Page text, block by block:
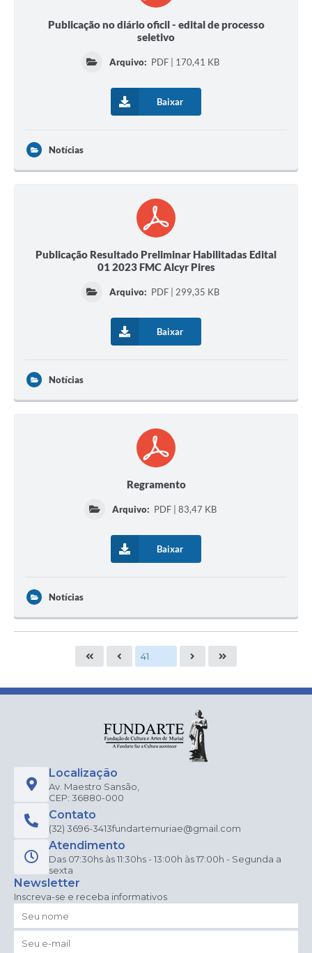
Publicação no diário oficil - edital de processo
seletivo
Arquivo: PDF | 170,41 KB
Baixar
Notícias
Publicação Resultado Preliminar Habilitadas Edital
01 2023 FMC Alcyr Pires
Arquivo: PDF | 299,35 KB
Baixar
Notícias
Regramento
Arquivo: PDF | 83,47 KB
Baixar
Notícias
Localização
Av. Maestro Sansão,
CEP: 36880-000
Contato
(32) 3696-3413fundartemuriae@gmail.com
Atendimento
Das 07:30hs às 11:30hs - 13:00h às 17:00h - Segunda a
sexta
Newsletter
Inscreva-se e receba informativos